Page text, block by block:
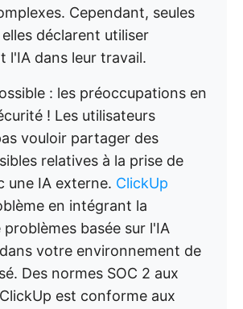
Cependant, seules
déclarent utiliser
l'IA dans leur travail.
: les préoccupations en
! Les utilisateurs
vouloir partager des
relatives à la prise de
une IA externe. ClickUp
en intégrant la
basée sur l'IA
votre environnement de
Des normes SOC 2 aux
est conforme aux